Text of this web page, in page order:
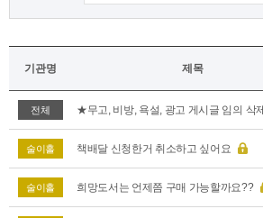
기관명 제목
전체
술이홀 책배달 신청한거 취소하고 싶어요
술이홀 희망도서는 언제쯤 구매 가능할까요??